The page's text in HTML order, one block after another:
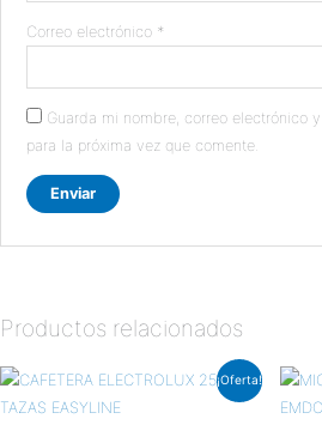
Correo electrónico *
Guarda mi nombre, correo electrónico
para la próxima vez que comente.
Productos relacionados
¡Oferta!
El
precio
original
El
precio
actual